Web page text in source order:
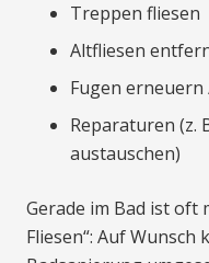
Treppen fliesen
Altfliesen
Fugen
Reparaturen (z.
austauschen)
Gerade im Bad ist oft
Fliesen“: Auf